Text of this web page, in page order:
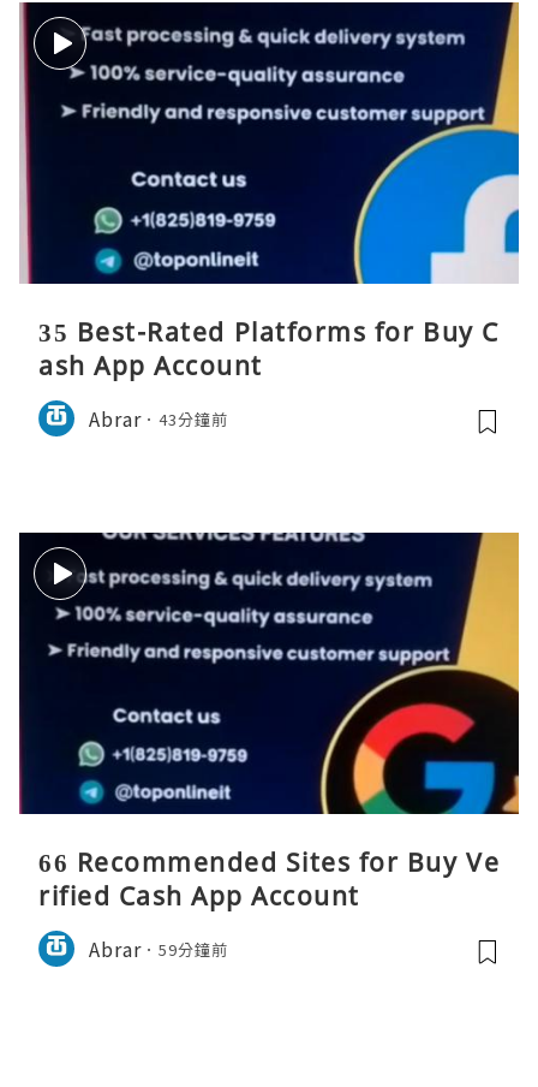
35 Best-Rated Platforms for Buy C
ash App Account
Abrar 43分鐘前
66 Recommended Sites for Buy Ve
rified Cash App Account
Abrar 59分鐘前